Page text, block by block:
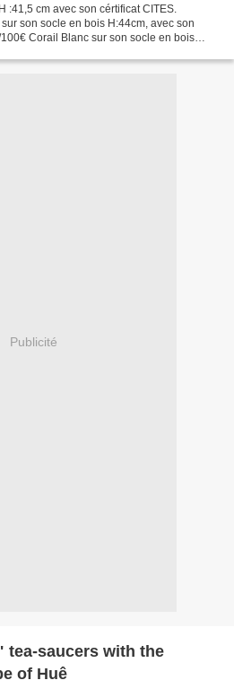
:41,5 cm avec son cértificat CITES.
son socle en bois H:44cm, avec son
Corail Blanc sur son socle en bois
Publicité
tea-saucers with the
of Huê